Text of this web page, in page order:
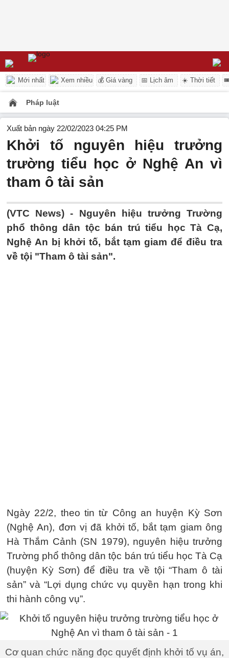
Mới nhất Xem nhiều 💰 Giá vàng 📅 Lịch âm ☀️ Thời tiết
Pháp luật
Xuất bản ngày 22/02/2023 04:25 PM
Khởi tố nguyên hiệu trưởng
trường tiểu học ở Nghệ An vì
tham ô tài sản
(VTC News) - Nguyên hiệu trưởng Trường
phổ thông dân tộc bán trú tiểu học Tà Cạ,
Nghệ An bị khởi tố, bắt tạm giam để điều tra
về tội "Tham ô tài sản".
Ngày 22/2, theo tin từ Công an huyện Kỳ Sơn
(Nghệ An), đơn vị đã khởi tố, bắt tạm giam ông
Hà Thắm Cảnh (SN 1979), nguyên hiệu trưởng
Trường phổ thông dân tộc bán trú tiểu học Tà Cạ
(huyện Kỳ Sơn) để điều tra về tội “Tham ô tài
sản” và “Lợi dụng chức vụ quyền hạn trong khi
thi hành công vụ”.
Cơ quan chức năng đọc quyết định khởi tố vụ án,